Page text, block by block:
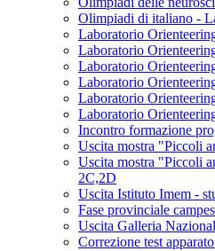
Olimpiadi di italiano -
Laboratorio
Laboratorio
Laboratorio
Laboratorio
Laboratorio
Laboratorio
Incontro formazione
Uscita mostra "Piccoli
Uscita mostra "Piccoli
2C,2D
Uscita Istituto Imem -
Fase provinciale
Uscita Galleria
Correzione test